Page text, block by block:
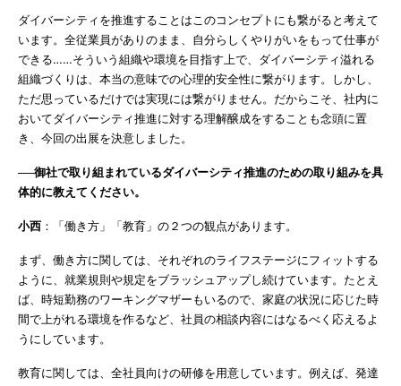
ダイバーシティを推進することはこのコンセプトにも繋がると考えて
います。全従業員がありのまま、自分らしくやりがいをもって仕事が
できる……そういう組織や環境を目指す上で、ダイバーシティ溢れる
組織づくりは、本当の意味での心理的安全性に繋がります。しかし、
ただ思っているだけでは実現には繋がりません。だからこそ、社内に
おいてダイバーシティ推進に対する理解醸成をすることも念頭に置
き、今回の出展を決意しました。
──御社で取り組まれているダイバーシティ推進のための取り組みを具
体的に教えてください。
小西 ：「働き方」「教育」の２つの観点があります。
まず、働き方に関しては、それぞれのライフステージにフィットする
ように、就業規則や規定をブラッシュアップし続けています。たとえ
ば、時短勤務のワーキングマザーもいるので、家庭の状況に応じた時
間で上がれる環境を作るなど、社員の相談内容にはなるべく応えるよ
うにしています。
教育に関しては、全社員向けの研修を用意しています。例えば、発達